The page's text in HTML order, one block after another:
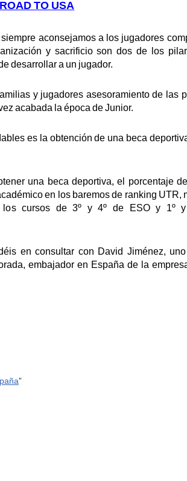
ROAD TO USA
aconsejamos a los jugadores
y sacrificio son dos de los
desarrollar a un jugador.
y jugadores asesoramiento de las
acabada la época de Junior.
es la obtención de una beca
una beca deportiva, el porcentaje
en los baremos de ranking UTR,
los cursos de 3º y 4º de ESO y 1º
en consultar con David Jiménez,
embajador en España de la
”